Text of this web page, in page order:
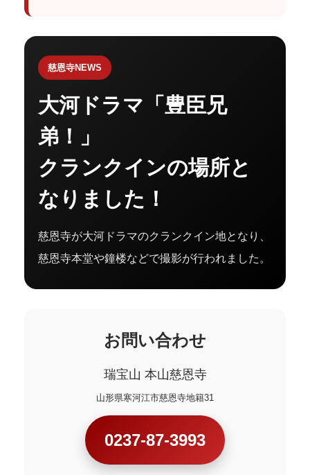
慈恩寺NEWS
大河ドラマ「豊臣兄
弟！」
クランクインの場所と
なりました！
慈恩寺が大河ドラマのクランクイン地となり、
慈恩寺本堂や鐘楼などで撮影が行われました。
お問い合わせ
瑞宝山 本山慈恩寺
山形県寒河江市慈恩寺地籍31
0237-87-3993